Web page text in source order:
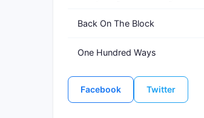
Back On The Block
One Hundred Ways
Facebook Twitter